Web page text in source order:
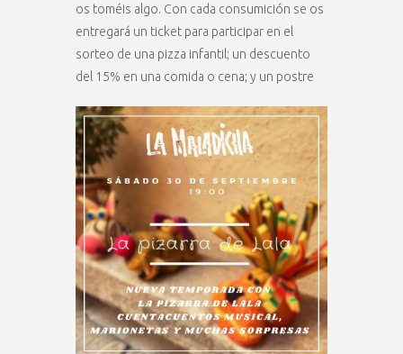
os toméis algo. Con cada consumición se os
entregará un ticket para participar en el
sorteo de una pizza infantil; un descuento
del 15% en una comida o cena; y un postre